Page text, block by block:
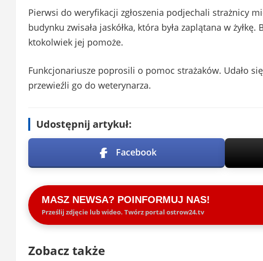
Pierwsi do weryfikacji zgłoszenia podjechali strażnicy
budynku zwisała jaskółka, która była zaplątana w
ktokolwiek jej pomoże.
Funkcjonariusze poprosili o pomoc strażaków. Udało
przewieźli go do weterynarza.
Udostępnij artykuł:
Facebook
MASZ NEWSA? POINFORMUJ NAS!
Prześlij zdjęcie lub wideo. Twórz portal ostrow24.tv
Zobacz także